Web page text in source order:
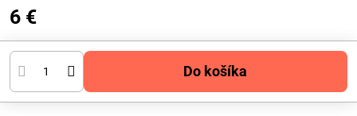
6 €
Do košíka